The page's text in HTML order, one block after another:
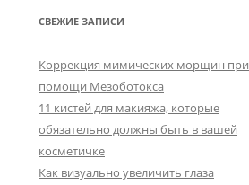
СВЕЖИЕ ЗАПИСИ
Коррекция мимических морщин при
помощи Мезоботокса
11 кистей для макияжа, которые
обязательно должны быть в вашей
косметичке
Как визуально увеличить глаза